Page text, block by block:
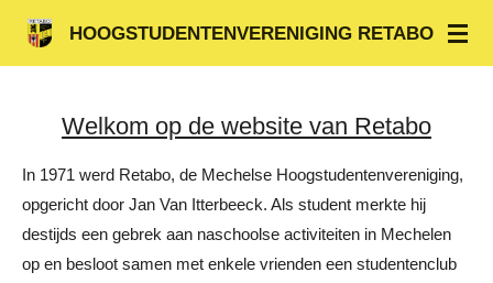
Ga
hoofdinhoud
HOOGSTUDENTENVERENIGING RETABO
Welkom op de website van Retabo
In 1971 werd Retabo, de Mechelse Hoogstudentenvereniging,
opgericht door Jan Van Itterbeeck. Als student merkte hij
destijds een gebrek aan naschoolse activiteiten in Mechelen
op en besloot samen met enkele vrienden een studentenclub